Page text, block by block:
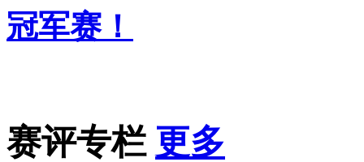
冠军赛！
赛评专栏 更多